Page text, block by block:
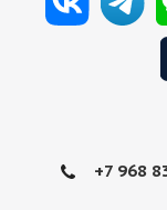
+7 968